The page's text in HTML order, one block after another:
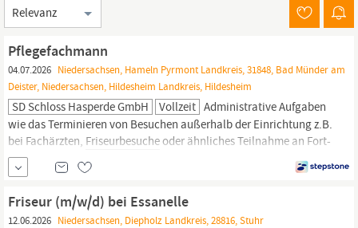
Sortierung
Pflegefachmann
04.07.2026 Niedersachsen, Hameln Pyrmont Landkreis, 31848, Bad Münder am
Deister, Niedersachsen, Hildesheim Landkreis, Hildesheim
SD Schloss Hasperde GmbH Vollzeit Administrative Aufgaben
wie das Terminieren von Besuchen außerhalb der Einrichtung z.B.
bei Fachärzten, Friseurbesuche oder ähnliches Teilnahme an Fort-
und Weiterbildungen je nach Schulungsbedarf und Interessen
abgeschlossene dreijährige Ausbildung als Pflegefachfrau/-mann
(m/w/d) in (m/w/d) / Krankenschwester (m/w/d) / Krankenpfleger
(m/w/d) /...
Friseur (m/w/d) bei Essanelle
12.06.2026 Niedersachsen, Diepholz Landkreis, 28816, Stuhr